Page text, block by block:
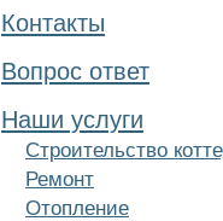
Контакты
Вопрос ответ
Наши услуги
Строительство
Ремонт
Отопление